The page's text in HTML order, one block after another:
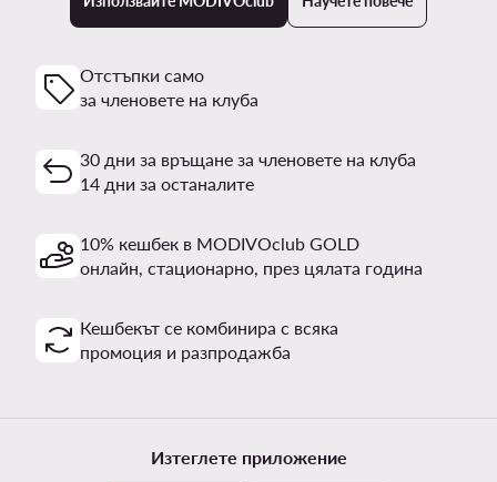
Отстъпки само
за членовете на клуба
30 дни за връщане за членовете на клуба
14 дни за останалите
10% кешбек в MODIVOclub GOLD
онлайн, стационарно, през цялата година
Кешбекът се комбинира с всяка
промоция и разпродажба
Изтеглете приложение